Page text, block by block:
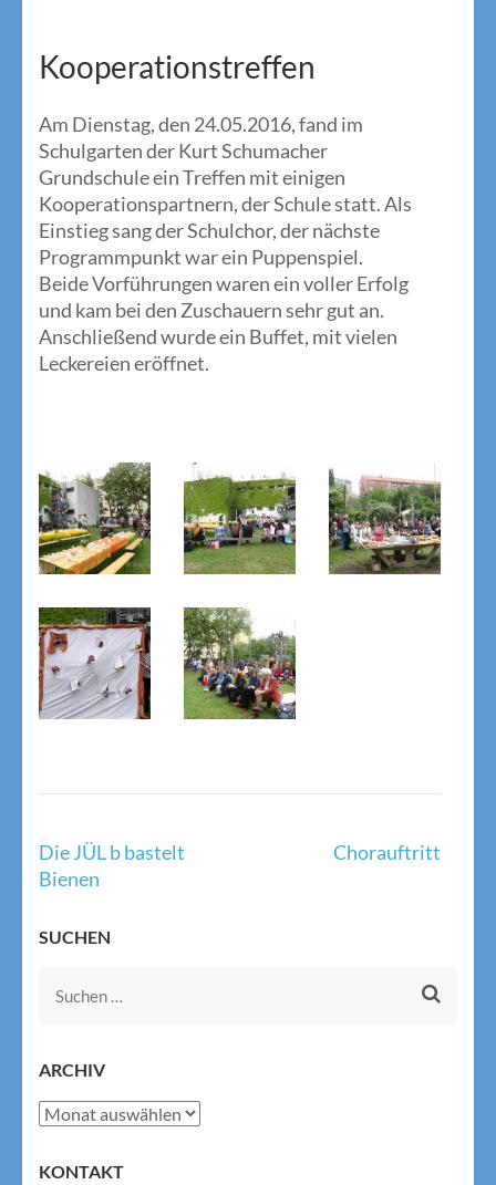
Kooperationstreffen
Am Dienstag, den 24.05.2016, fand im
Schulgarten der Kurt Schumacher
Grundschule ein Treffen mit einigen
Kooperationspartnern, der Schule statt. Als
Einstieg sang der Schulchor, der nächste
Programmpunkt war ein Puppenspiel.
Beide Vorführungen waren ein voller Erfolg
und kam bei den Zuschauern sehr gut an.
Anschließend wurde ein Buffet, mit vielen
Leckereien eröffnet.
Beitragsnavigation
Die JÜL b bastelt
Bienen
Chorauftritt
SUCHEN
Suchen
ARCHIV
Archiv
KONTAKT